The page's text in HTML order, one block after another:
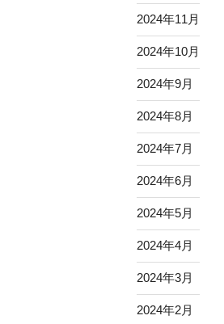
2024年11月
2024年10月
2024年9月
2024年8月
2024年7月
2024年6月
2024年5月
2024年4月
2024年3月
2024年2月